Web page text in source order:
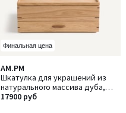
Финальная цена
AM.PM
Шкатулка для украшений из
натурального массива дуба,
HIBASHI / ХИБАШИ
17900 руб